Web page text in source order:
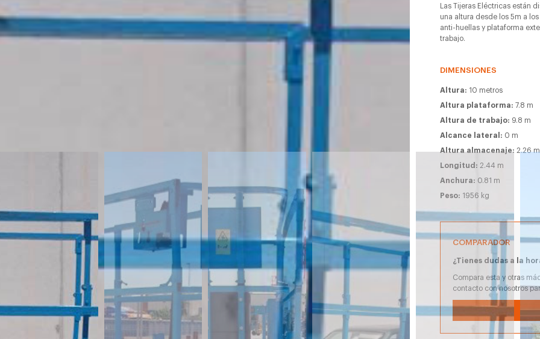
Las Tijeras Eléctricas están
una altura desde los 5m a
anti-huellas y plataforma
trabajo.
DIMENSIONES
Altura: 10 metros
Altura plataforma: 7.8 m
Altura de trabajo: 9.8 m
Alcance lateral: 0 m
Altura almacenaje:2.26 m
Longitud:2.44 m
Anchura: 0.81 m
Peso: 1956 kg
COMPARADOR
¿Tienes dudas a la
Compara esta y otras
contacto con nosotros